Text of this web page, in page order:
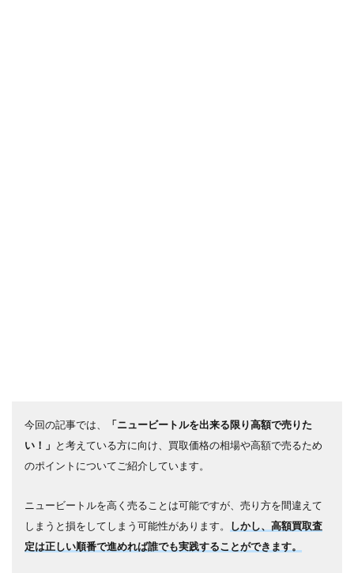
今回の記事では、
「ニュービートルを出来る限り高額で売りた
い！」 と考えている方に向け、買取価格の相場や高額で売るため
のポイントについてご紹介しています。
ニュービートルを高く売ることは可能ですが、売り方を間違えて
しまうと損をしてしまう可能性があります。
しかし、高額買取査
定は正しい順番で進めれば誰でも実践することができます。